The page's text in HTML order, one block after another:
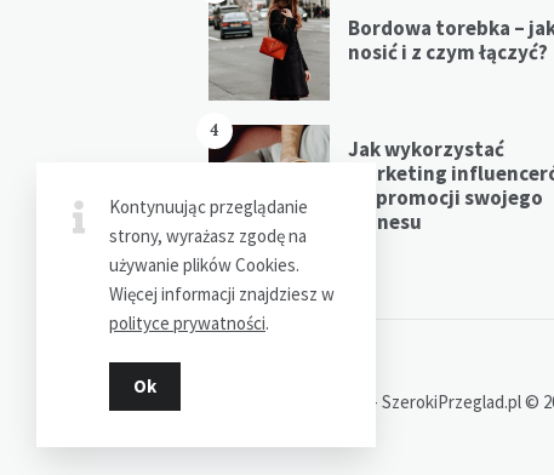
Bordowa torebka –
nosić i z czym łączyć?
4
Jak wykorzystać
marketing
do promocji swojego
biznesu
Dziękujemy za wizytę - SzerokiPrzeglad.pl ©
Kontynuując przeglądanie
strony, wyrażasz zgodę na
używanie plików Cookies.
Więcej informacji znajdziesz w
polityce prywatności.
Ok